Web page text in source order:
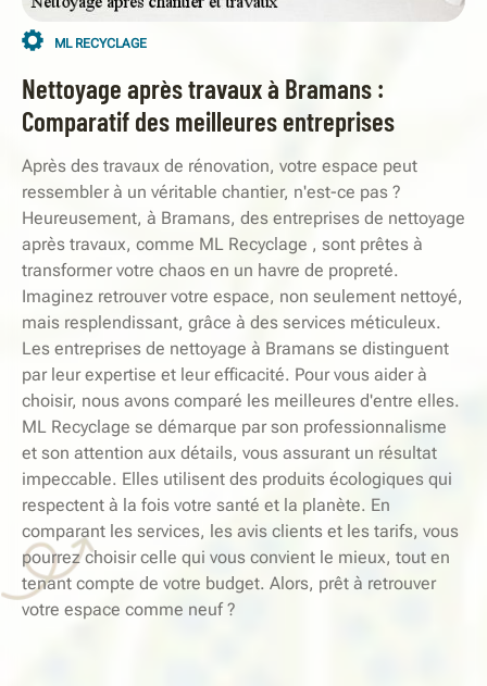
ML RECYCLAGE
Nettoyage après travaux à Bramans :
Comparatif des meilleures entreprises
Après des travaux de rénovation, votre espace peut
ressembler à un véritable chantier, n'est-ce pas ?
Heureusement, à Bramans, des entreprises de nettoyage
après travaux, comme ML Recyclage , sont prêtes à
transformer votre chaos en un havre de propreté.
Imaginez retrouver votre espace, non seulement nettoyé,
mais resplendissant, grâce à des services méticuleux.
Les entreprises de nettoyage à Bramans se distinguent
par leur expertise et leur efficacité. Pour vous aider à
choisir, nous avons comparé les meilleures d'entre elles.
ML Recyclage se démarque par son professionnalisme
et son attention aux détails, vous assurant un résultat
impeccable. Elles utilisent des produits écologiques qui
respectent à la fois votre santé et la planète. En
comparant les services, les avis clients et les tarifs, vous
pourrez choisir celle qui vous convient le mieux, tout en
tenant compte de votre budget. Alors, prêt à retrouver
votre espace comme neuf ?